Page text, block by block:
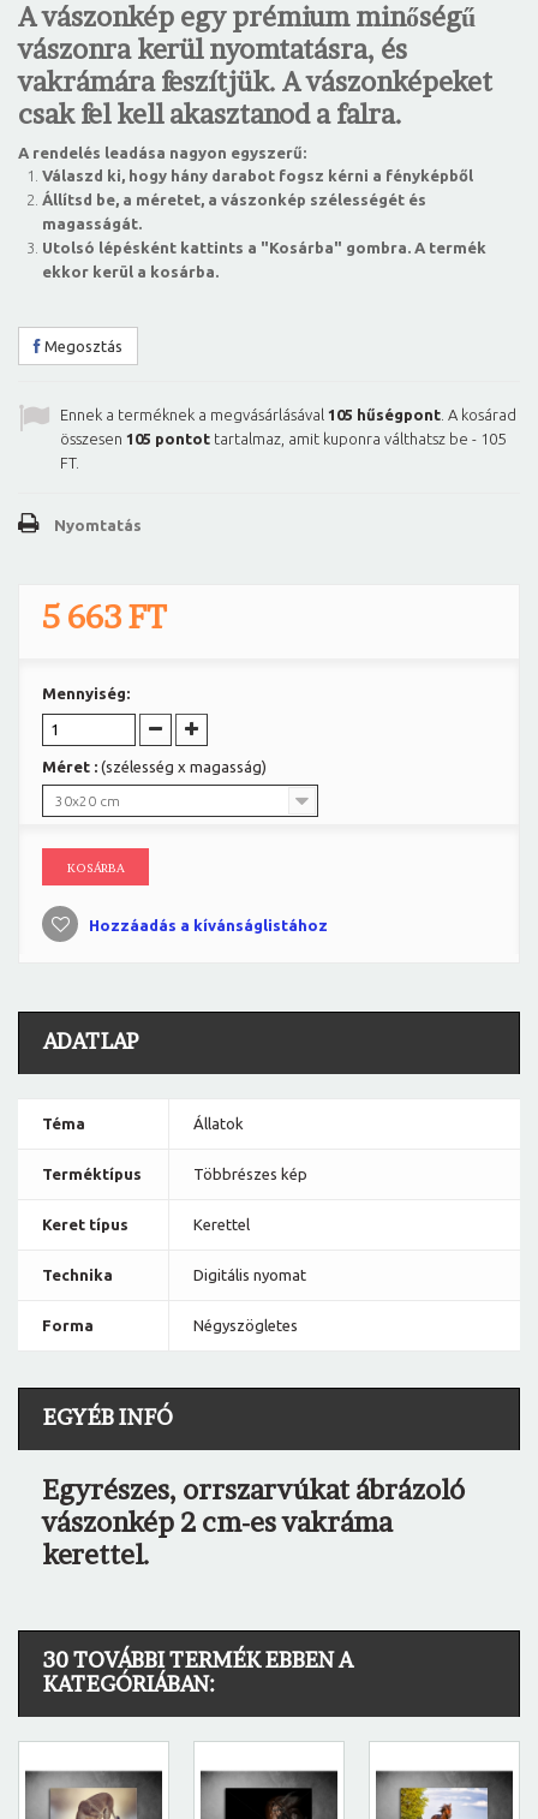
A vászonkép egy prémium minőségű
vászonra kerül nyomtatásra, és
vakrámára feszítjük. A vászonképeket
csak fel kell akasztanod a falra.
A rendelés leadása nagyon egyszerű:
Válaszd ki, hogy hány darabot fogsz kérni a fényképből
Állítsd be, a méretet, a vászonkép szélességét és
magasságát.
Utolsó lépésként kattints a "Kosárba" gombra. A termék
ekkor kerül a kosárba.
Megosztás
Ennek a terméknek a megvásárlásával 105 hűségpont . A kosárad
összesen 105 pontot tartalmaz, amit kuponra válthatsz be - 105
FT.
Nyomtatás
5 663 FT
Mennyiség:
Méret : (szélesség x magasság)
30x20 cm
KOSÁRBA
Hozzáadás a kívánságlistához
ADATLAP
Téma Állatok
Terméktípus Többrészes kép
Keret típus Kerettel
Technika Digitális nyomat
Forma Négyszögletes
EGYÉB INFÓ
Egyrészes, orrszarvúkat ábrázoló
vászonkép 2 cm-es vakráma
kerettel.
30 TOVÁBBI TERMÉK EBBEN A
KATEGÓRIÁBAN: